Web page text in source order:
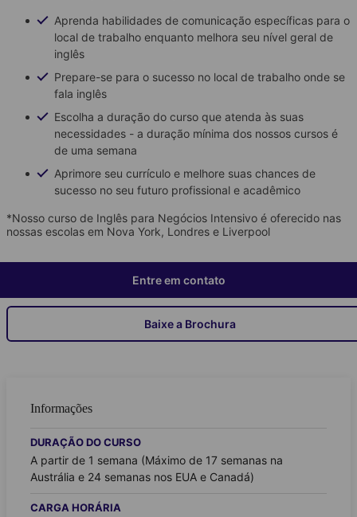
Aprenda habilidades de comunicação específicas para o
local de trabalho enquanto melhora seu nível geral de
inglês
Prepare-se para o sucesso no local de trabalho onde se
fala inglês
Escolha a duração do curso que atenda às suas
necessidades - a duração mínima dos nossos cursos é
de uma semana
Aprimore seu currículo e melhore suas chances de
sucesso no seu futuro profissional e acadêmico
*Nosso curso de Inglês para Negócios Intensivo é oferecido nas
nossas escolas em Nova York, Londres e Liverpool
Entre em contato
Baixe a Brochura
Informações
DURAÇÃO DO CURSO
A partir de 1 semana (Máximo de 17 semanas na
Austrália e 24 semanas nos EUA e Canadá)
CARGA HORÁRIA